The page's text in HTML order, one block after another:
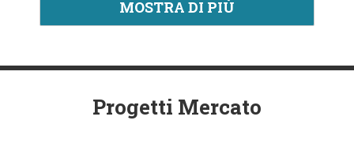
MOSTRA DI PIÙ
Progetti Mercato